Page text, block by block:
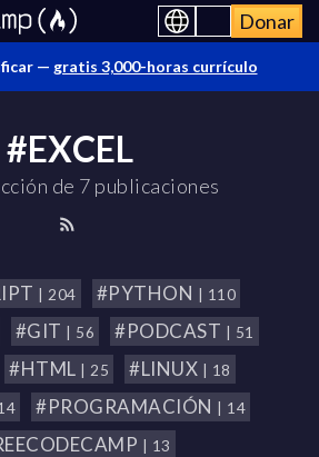
Donar
— gratis 3,000-horas currículo
#EXCEL
de 7 publicaciones
| 204 #PYTHON | 110
#GIT | 56 #PODCAST | 51
#HTML | 25 #LINUX | 18
#PROGRAMACIÓN | 14
| 13